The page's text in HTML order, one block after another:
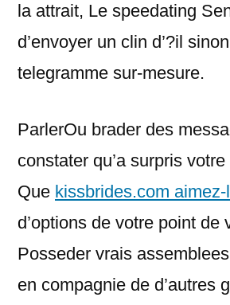
la attrait, Le speedating
d’envoyer un clin d’?il
telegramme sur-mesure.
ParlerOu brader des
constater qu’a surpris
Que kissbrides.com aimez-
d’options de votre point de
Posseder vrais
en compagnie de d’autres